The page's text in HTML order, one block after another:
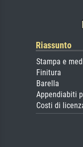
Riassunto
Stampa e
Finitura
Barella
Appendiabiti
Costi di